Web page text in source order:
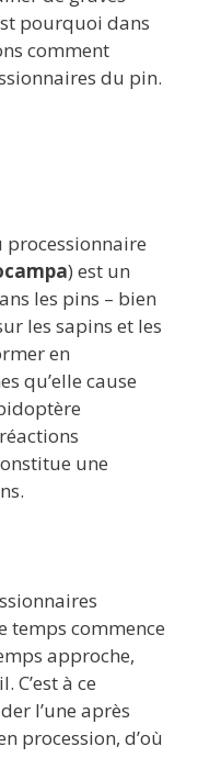
pourquoi dans
comment
du pin.
processionnaire
) est un
les pins – bien
les sapins et les
en
qu’elle cause
une
temps commence
approche,
C’est à ce
l’une après
procession, d’où